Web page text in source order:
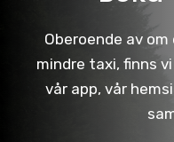
Oberoende av
mindre taxi, finns
vår app, vår